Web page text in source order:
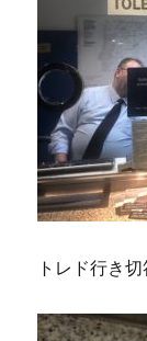
トレド行き